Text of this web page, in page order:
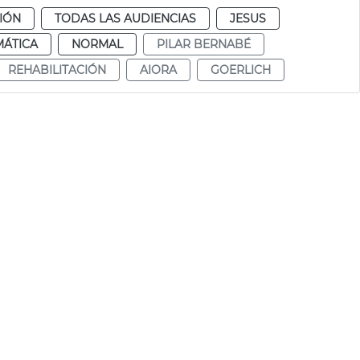
TODAS LAS AUDIENCIAS
JESUS
NORMAL
PILAR BERNABÉ
REHABILITACIÓN
AIORA GOERLICH